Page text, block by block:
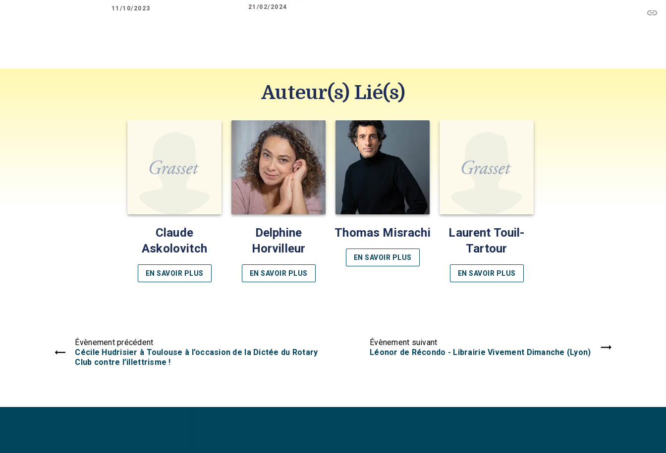
11/10/2023 21/02/2024
Auteur(s) Lié(s)
Claude
Askolovitch
EN SAVOIR PLUS
Delphine
Horvilleur
EN SAVOIR PLUS
Thomas Misrachi
EN SAVOIR PLUS
Laurent Touil-
Tartour
EN SAVOIR PLUS
link
Évènement précédent
Cécile Hudrisier à Toulouse à l’occasion de la Dictée du Rotary
Club contre l’illettrisme !
Évènement suivant
Léonor de Récondo - Librairie Vivement Dimanche (Lyon)